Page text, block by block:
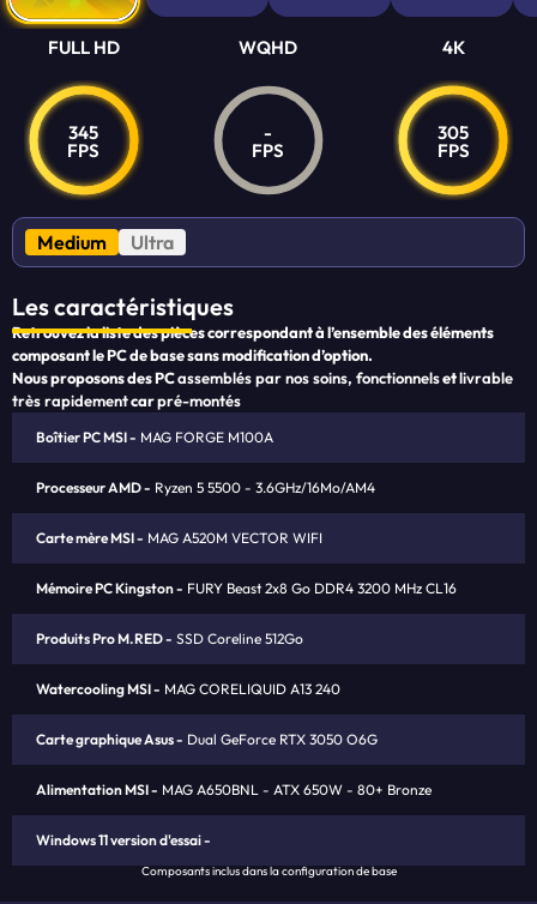
FULL HD WQHD 4K
345
FPS
-
FPS
305
FPS
Medium Ultra
Les caractéristiques
Retrouvez la liste des pièces correspondant à l’ensemble des éléments
composant le PC de base sans modification d’option.
Nous proposons des PCassemblés par nos soins, fonctionnelsetlivrable
très rapidementcarpré-montés
Boîtier PC MSI MAG FORGE M100A
Processeur AMD Ryzen 5 5500 - 3.6GHz/16Mo/AM4
Carte mère MSI MAG A520M VECTOR WIFI
Mémoire PC Kingston FURY Beast 2x8 Go DDR4 3200 MHz CL16
Produits Pro M.RED SSD Coreline 512Go
Watercooling MSI MAG CORELIQUID A13 240
Carte graphique Asus Dual GeForce RTX 3050 O6G
Alimentation MSI MAG A650BNL - ATX 650W - 80+ Bronze
Windows 11 version d'essai
Composants inclus dans la configuration de base